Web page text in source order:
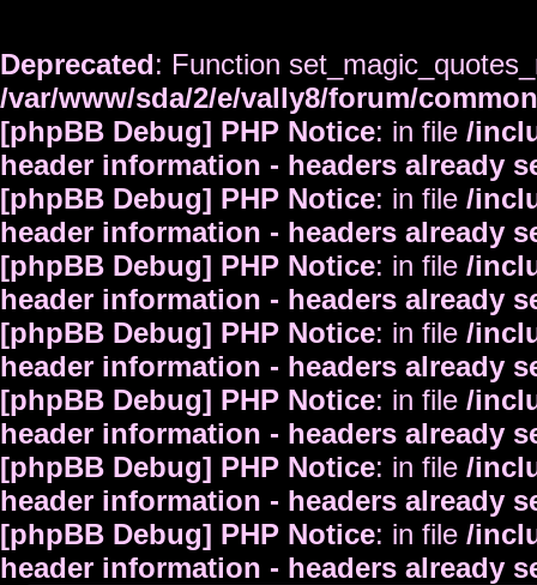
Deprecated: Function
/var/www/sda/2/e/vally8/forum/
[phpBB Debug] PHP Notice: in file /
header information - headers already
[phpBB Debug] PHP Notice: in file /
header information - headers already
[phpBB Debug] PHP Notice: in file /
header information - headers already
[phpBB Debug] PHP Notice: in file /
header information - headers already
[phpBB Debug] PHP Notice: in file /
header information - headers already
[phpBB Debug] PHP Notice: in file /
header information - headers already
[phpBB Debug] PHP Notice: in file /
header information - headers already